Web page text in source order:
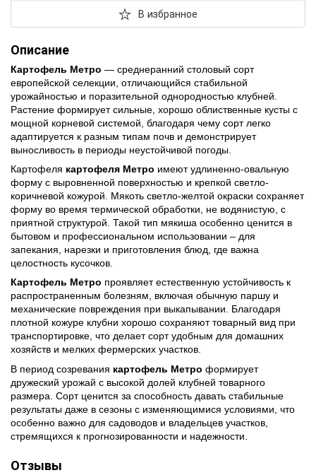
В избранное
Описание
Картофель Метро — среднеранний столовый сорт
европейской селекции, отличающийся стабильной
урожайностью и поразительной однородностью клубней.
Растение формирует сильные, хорошо облиственные кусты с
мощной корневой системой, благодаря чему сорт легко
адаптируется к разным типам почв и демонстрирует
выносливость в периоды неустойчивой погоды.
Картофеля картофеля Метро имеют удлиненно-овальную
форму с выровненной поверхностью и крепкой светло-
коричневой кожурой. Мякоть светло-желтой окраски сохраняет
форму во время термической обработки, не водянистую, с
приятной структурой. Такой тип мякиша особенно ценится в
бытовом и профессиональном использовании – для
запекания, нарезки и приготовления блюд, где важна
целостность кусочков.
Картофель Метро проявляет естественную устойчивость к
распространенным болезням, включая обычную паршу и
механические повреждения при выкапывании. Благодаря
плотной кожуре клубни хорошо сохраняют товарный вид при
транспортировке, что делает сорт удобным для домашних
хозяйств и мелких фермерских участков.
В период созревания картофель Метро формирует
дружеский урожай с высокой долей клубней товарного
размера. Сорт ценится за способность давать стабильные
результаты даже в сезоны с изменяющимися условиями, что
особенно важно для садоводов и владельцев участков,
стремящихся к прогнозированности и надежности.
Отзывы